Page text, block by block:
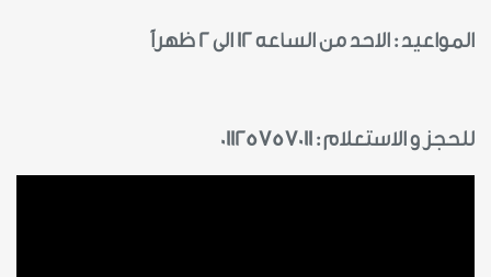
المواعيد : الاحد من الساعه 12 الى 2 ظهراً
للحجز و الاستعلام : 01125757011